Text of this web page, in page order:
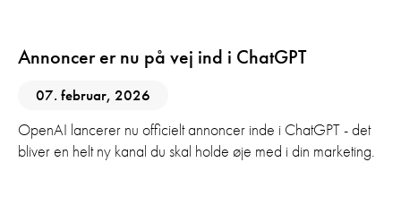
Annoncer er nu på vej ind i ChatGPT
07. februar, 2026
OpenAI lancerer nu officielt annoncer inde i ChatGPT - det
bliver en helt ny kanal du skal holde øje med i din marketing.